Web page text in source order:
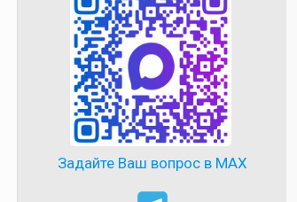
Задайте Ваш вопрос в MAX